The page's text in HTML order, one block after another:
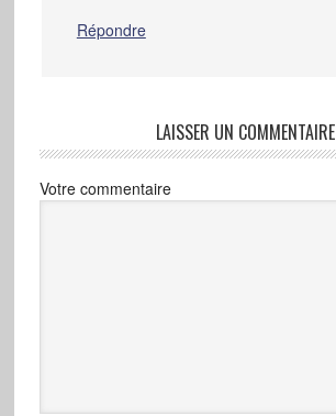
Répondre
LAISSER UN COMMENTAIRE
Votre commentaire